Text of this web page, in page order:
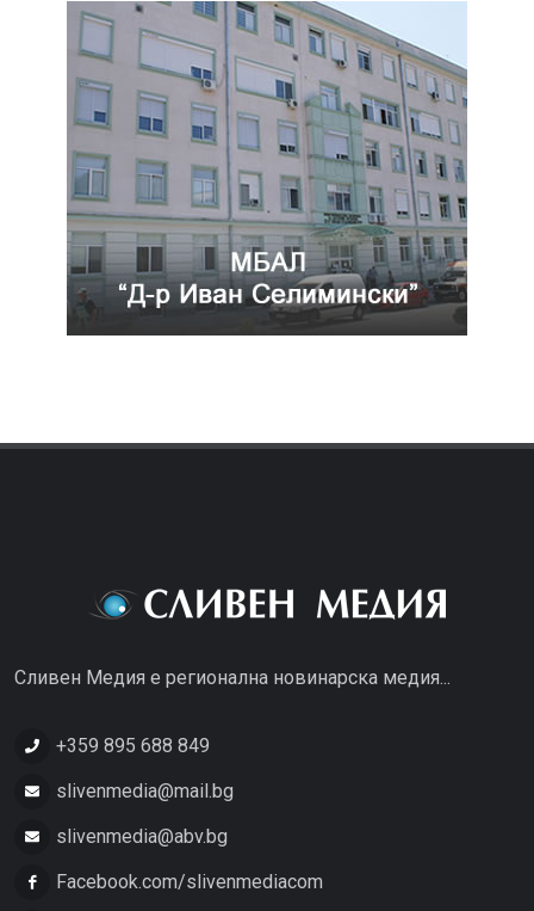
Сливен Медия е регионална новинарска медия...
+359 895 688 849
slivenmedia@mail.bg
slivenmedia@abv.bg
Facebook.com/slivenmediacom